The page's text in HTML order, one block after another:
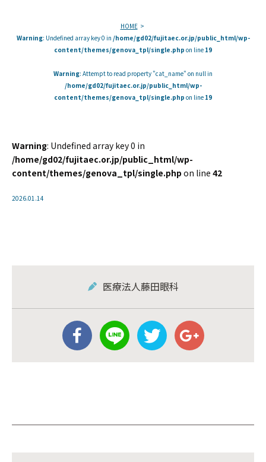
HOME
Warning: Undefined array key 0 in /home/gd02/fujitaec.or.jp/public_html/wp-
content/themes/genova_tpl/single.php on line 19
Warning: Attempt to read property "cat_name" on null in
/home/gd02/fujitaec.or.jp/public_html/wp-
content/themes/genova_tpl/single.php on line 19
Warning: Undefined array key 0 in
/home/gd02/fujitaec.or.jp/public_html/wp-
content/themes/genova_tpl/single.php on line 42
2026.01.14
医療法人藤田眼科